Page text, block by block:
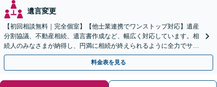
遺言変更
【初回相談無料｜完全個室】【他士業連携でワンストップ対応】遺産
分割協議、不動産相続、遺言書作成など、幅広く対応しています。相
続人のみなさまが納得し、円満に相続が終えられるように全力でサポ
ートいたします。ぜひご相談ください。【WEB面談可】
料金表を見る